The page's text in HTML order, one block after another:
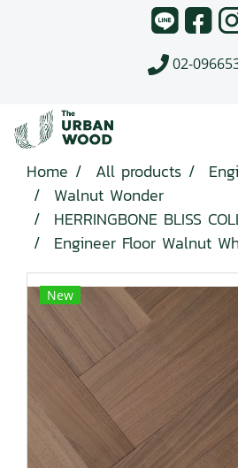
02-
Home All products
Walnut Wonder
HERRINGBONE BLISS
Engineer Floor Walnut
New